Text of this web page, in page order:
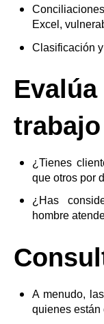
Excel,
Clasificación
¿Tienes
que otros por
¿Has
hombre
A menudo,
quienes están